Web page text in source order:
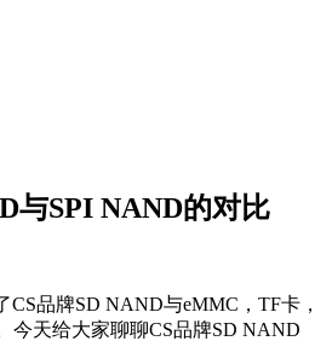
与SPI NAND的对比
品牌SD NAND与eMMC，TF卡，
今天给大家聊聊CS品牌SD NAND